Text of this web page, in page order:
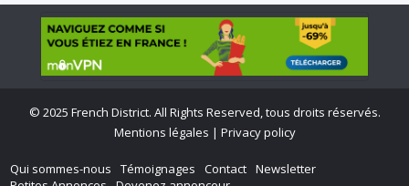
© 2025 French District. All Rights Reserved, tous droits réservés.
Mentions légales | Privacy policy
Qui sommes-nous Témoignages Contact Newsletter